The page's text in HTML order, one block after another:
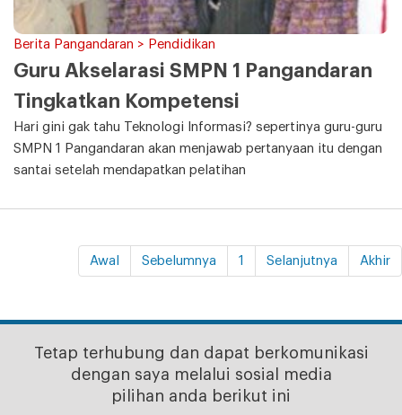
Berita Pangandaran > Pendidikan
Guru Akselarasi SMPN 1 Pangandaran
Tingkatkan Kompetensi
Hari gini gak tahu Teknologi Informasi? sepertinya guru-guru
SMPN 1 Pangandaran akan menjawab pertanyaan itu dengan
santai setelah mendapatkan pelatihan
Awal Sebelumnya 1 Selanjutnya Akhir
Tetap terhubung dan dapat berkomunikasi
dengan saya melalui sosial media
pilihan anda berikut ini